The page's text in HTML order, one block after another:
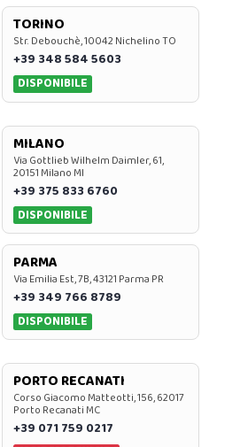
TORINO
Str. Debouchè, 10042 Nichelino TO
+39 348 584 5603
DISPONIBILE
MILANO
Via Gottlieb Wilhelm Daimler, 61,
20151 Milano MI
+39 375 833 6760
DISPONIBILE
PARMA
Via Emilia Est, 7B, 43121 Parma PR
+39 349 766 8789
DISPONIBILE
PORTO RECANATI
Corso Giacomo Matteotti, 156, 62017
Porto Recanati MC
+39 071 759 0217